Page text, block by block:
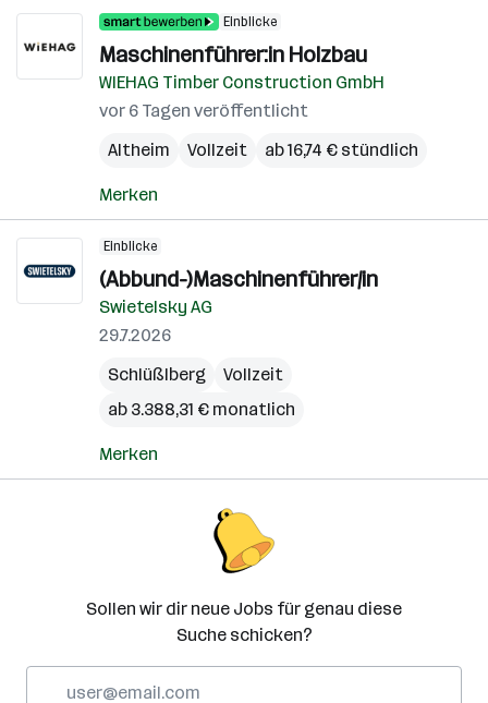
Einblicke
Maschinenführer:in Holzbau
WIEHAG Timber Construction GmbH
vor 6 Tagen veröffentlicht
Altheim
Vollzeit ab 16,74 € stündlich
Merken
Einblicke
(Abbund-)Maschinenführer/in
Swietelsky AG
29.7.2026
Schlüßlberg
Vollzeit
ab 3.388,31 € monatlich
Merken
Sollen wir dir neue Jobs für genau diese
Suche schicken?